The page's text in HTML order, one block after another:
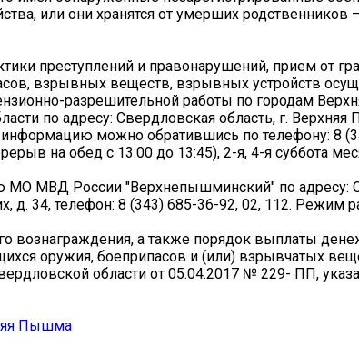
или они хранятся от умерших
преступлений и правонарушений, прием от
взрывных веществ, взрывных устройств
разрешительной работы по городам
по адресу: Свердловская область, г.
можно обратившись по телефону: 8
на обед с 13:00 до 13:45), 2-я, 4-я суббота
МО МВД России "Верхнепышминский" по адресу:
д. 34, телефон: 8 (343) 685-36-92, 02, 112. Режим
вознаграждения, а также порядок выплаты
оружия, боеприпасов и (или) взрывчатых
области от 05.04.2017 № 229- ПП,
Пышма